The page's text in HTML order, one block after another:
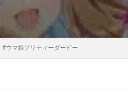
#ウマ娘プリティーダービー